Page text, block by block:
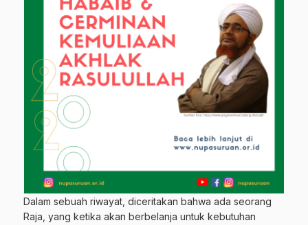
Dalam sebuah riwayat, diceritakan bahwa ada seorang
Raja, yang ketika akan berbelanja untuk kebutuhan